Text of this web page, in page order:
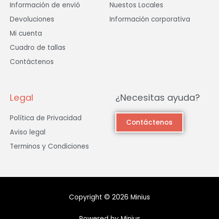
Información de envió
Devoluciones
Mi cuenta
Cuadro de tallas
Contáctenos
Nuestos Locales
Información corporativa
Legal
Política de Privacidad
Aviso legal
Terminos y Condiciones
¿Necesitas ayuda?
Contáctenos
Copyright © 2026 Minius